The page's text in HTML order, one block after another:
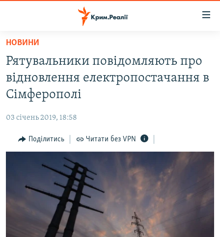
Перейти
основного
матеріалу
Перейти
до
основної
Перейти
до
ВОДА.КРИМ
ВІДЕО ТА ФОТО
БЛОГИ
ПОГЛЯД
ВСЕ ЗА ДЕНЬ
СПЕЦПРОЕКТИ
ВІДЕОУРОКИ «ELIFBE»
ЯК ОБІЙТИ БЛОКУВАННЯ
НОВИНИ
Рятувальники повідомляють про
відновлення електропостачання в
Сімферополі
03 січень 2019, 18:58
Поділитись Читати без VPN